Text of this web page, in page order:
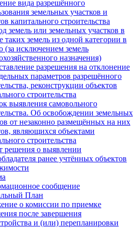
вида разрешённого
земельных участков и
капитального строительства
земель или земельных участков в
таких земель из одной категории в
(за исключением земель
назначения)
разрешения на отклонение
параметров разрешённого
реконструкции объектов
строительства
выявления самовольного
Об освобождении земельных
от незаконно размещённых на них
являющихся объектами
строительства
решения о выявлении
ранее учтённых объектов
сообщение
План
о комиссии по приемке
после завершения
и (или) перепланировки